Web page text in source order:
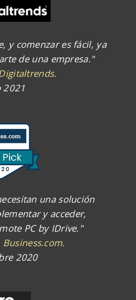
y comenzar es fácil, ya
de una empresa."
2021
una solución
y acceder,
PC by IDrive."
Business.com.
2020